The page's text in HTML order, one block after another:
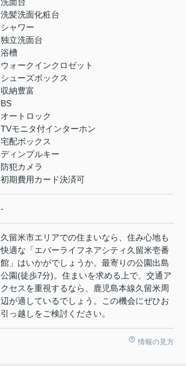
洗髪洗面化粧台
シャワー
独立洗面台
浴槽
ウォークインクロゼット
シューズボックス
収納豊富
BS
オートロック
TVモニタ付インターホン
宅配ボックス
ディンプルキー
防犯カメラ
初期費用カード決済可
-
久留米市エリアでの住まいなら、住み心地も
快適な「エバーライフネアシティ久留米壱番
館」はいかがでしょうか。最寄りの公園出島
公園(徒歩7分)。住まいを求める上で、交通ア
クセスを重視するなら、鹿児島本線久留米周
辺が適しているでしょう。この機会にぜひお
引っ越しをご検討ください。
情報の見方